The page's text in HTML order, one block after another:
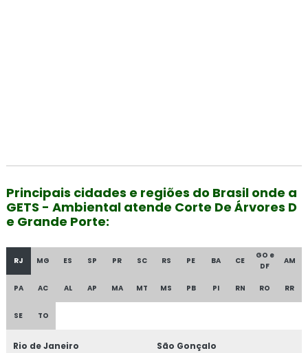
Principais cidades e regiões do Brasil onde a
GETS - Ambiental atende Corte De Árvores D
e Grande Porte:
RJ MG ES SP PR SC RS PE BA CE
GO e
DF
AM
PA AC AL AP MA MT MS PB PI RN RO RR
SE TO
Rio de Janeiro São Gonçalo